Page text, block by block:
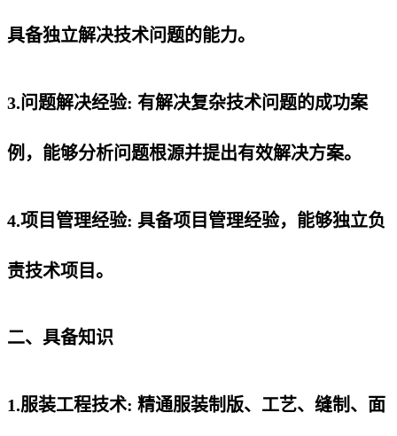
具备独立解决技术问题的能力。
3.问题解决经验: 有解决复杂技术问题的成功案
例，能够分析问题根源并提出有效解决方案。
4.项目管理经验: 具备项目管理经验，能够独立负
责技术项目。
二、具备知识
1.服装工程技术: 精通服装制版、工艺、缝制、面